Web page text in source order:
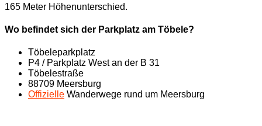
165 Meter Höhenunterschied.
Wo befindet sich der Parkplatz am Töbele?
Töbeleparkplatz
P4 / Parkplatz West an der B 31
Töbelestraße
88709 Meersburg
Offizielle Wanderwege rund um Meersburg